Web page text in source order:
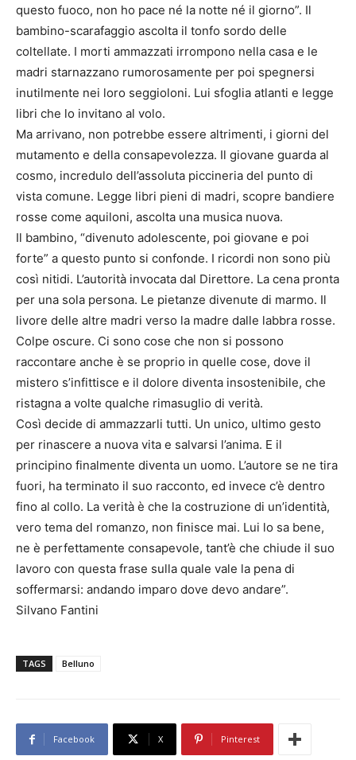
questo fuoco, non ho pace né la notte né il giorno”. Il
bambino-scarafaggio ascolta il tonfo sordo delle
coltellate. I morti ammazzati irrompono nella casa e le
madri starnazzano rumorosamente per poi spegnersi
inutilmente nei loro seggioloni. Lui sfoglia atlanti e legge
libri che lo invitano al volo.
Ma arrivano, non potrebbe essere altrimenti, i giorni del
mutamento e della consapevolezza. Il giovane guarda al
cosmo, incredulo dell’assoluta piccineria del punto di
vista comune. Legge libri pieni di madri, scopre bandiere
rosse come aquiloni, ascolta una musica nuova.
Il bambino, “divenuto adolescente, poi giovane e poi
forte” a questo punto si confonde. I ricordi non sono più
così nitidi. L’autorità invocata dal Direttore. La cena pronta
per una sola persona. Le pietanze divenute di marmo. Il
livore delle altre madri verso la madre dalle labbra rosse.
Colpe oscure. Ci sono cose che non si possono
raccontare anche è se proprio in quelle cose, dove il
mistero s’infittisce e il dolore diventa insostenibile, che
ristagna a volte qualche rimasuglio di verità.
Così decide di ammazzarli tutti. Un unico, ultimo gesto
per rinascere a nuova vita e salvarsi l’anima. E il
principino finalmente diventa un uomo. L’autore se ne tira
fuori, ha terminato il suo racconto, ed invece c’è dentro
fino al collo. La verità è che la costruzione di un’identità,
vero tema del romanzo, non finisce mai. Lui lo sa bene,
ne è perfettamente consapevole, tant’è che chiude il suo
lavoro con questa frase sulla quale vale la pena di
soffermarsi: andando imparo dove devo andare”.
Silvano Fantini
TAGS Belluno
Facebook X Pinterest